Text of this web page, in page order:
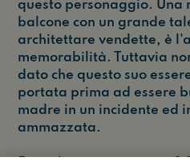
questo personaggio. Una
balcone con un grande
architettare vendette, è
memorabilità. Tuttavia
dato che questo suo
portata prima ad essere
madre in un incidente ed
ammazzata.